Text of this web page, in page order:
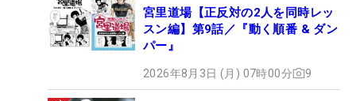
宮里道場【正反対の2人を同時レッ
スン編】第9話／『動く順番 & ダン
パー』
2026年8月3日 (月) 07時00分 9